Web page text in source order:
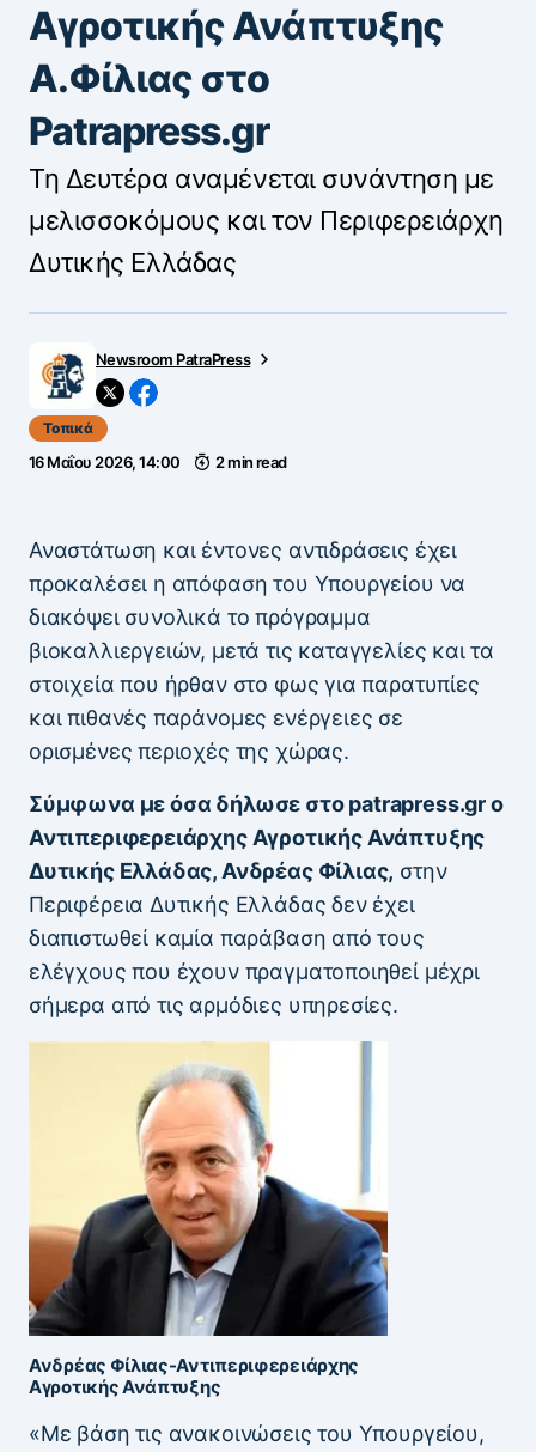
Αγροτικής Ανάπτυξης
Α.Φίλιας στο
Patrapress.gr
Τη Δευτέρα αναμένεται συνάντηση με
μελισσοκόμους και τον Περιφερειάρχη
Δυτικής Ελλάδας
Newsroom PatraPress
Τοπικά
16 Μαΐου 2026, 14:00 2 min read
Αναστάτωση και έντονες αντιδράσεις έχει
προκαλέσει η απόφαση του Υπουργείου να
διακόψει συνολικά το πρόγραμμα
βιοκαλλιεργειών, μετά τις καταγγελίες και τα
στοιχεία που ήρθαν στο φως για παρατυπίες
και πιθανές παράνομες ενέργειες σε
ορισμένες περιοχές της χώρας.
Σύμφωνα με όσα δήλωσε στο patrapress.gr ο
Αντιπεριφερειάρχης Αγροτικής Ανάπτυξης
Δυτικής Ελλάδας, Ανδρέας Φίλιας, στην
Περιφέρεια Δυτικής Ελλάδας δεν έχει
διαπιστωθεί καμία παράβαση από τους
ελέγχους που έχουν πραγματοποιηθεί μέχρι
σήμερα από τις αρμόδιες υπηρεσίες.
Ανδρέας Φίλιας-Αντιπεριφερειάρχης
Αγροτικής Ανάπτυξης
«Με βάση τις ανακοινώσεις του Υπουργείου,